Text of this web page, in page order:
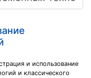
и использование
и классического